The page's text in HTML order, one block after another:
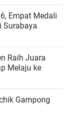
Empat Medali
Surabaya
Raih Juara
Melaju ke
Gampong